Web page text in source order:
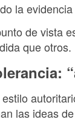
la
de vista
que otros.
las ideas